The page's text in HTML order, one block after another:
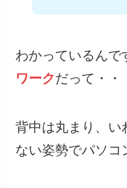
わかっているんで
ワークだって・・
背中は丸まり、い
ない姿勢でパソコ